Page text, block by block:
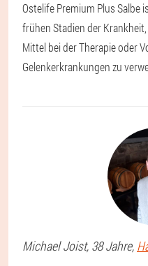
Ostelife Premium Plus Salbe
frühen Stadien der
Mittel bei der Therapie oder
Gelenkerkrankungen zu
Michael Joist, 38 Jahre,